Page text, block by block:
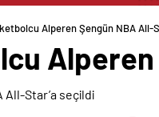
Alperen Şengün NBA All-